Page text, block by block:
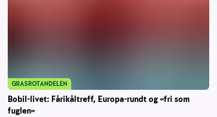
Bobil-livet: Fårikåltreff, Europa-rundt og «fri som
fuglen»
GRASROTANDELEN